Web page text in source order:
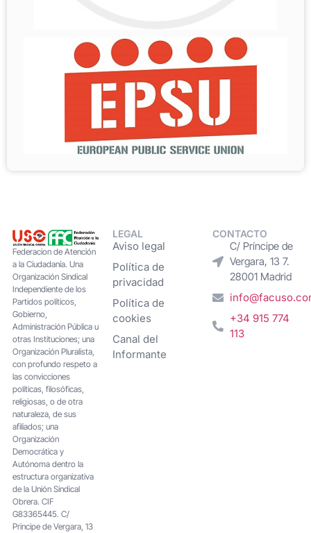
Federacion de Atención
a la Ciudadanía. Una
Organización Sindical
Independiente de los
Partidos políticos,
Gobierno,
Administración Pública u
otras Instituciones; una
Organización Pluralista,
con profundo respeto a
las convicciones
políticas, filosóficas,
religiosas, o de otra
naturaleza, de sus
afiliados; una
Organización
Democrática y
Autónoma dentro la
estructura organizativa
de la Unión Sindical
Obrera. CIF
G83365445. C/
Principe de Vergara, 13
LEGAL
Aviso legal
Política de
privacidad
Política de
cookies
Canal del
Informante
CONTACTO
C/ Príncipe de
Vergara, 13 7.
28001 Madrid
+34 915 774
113